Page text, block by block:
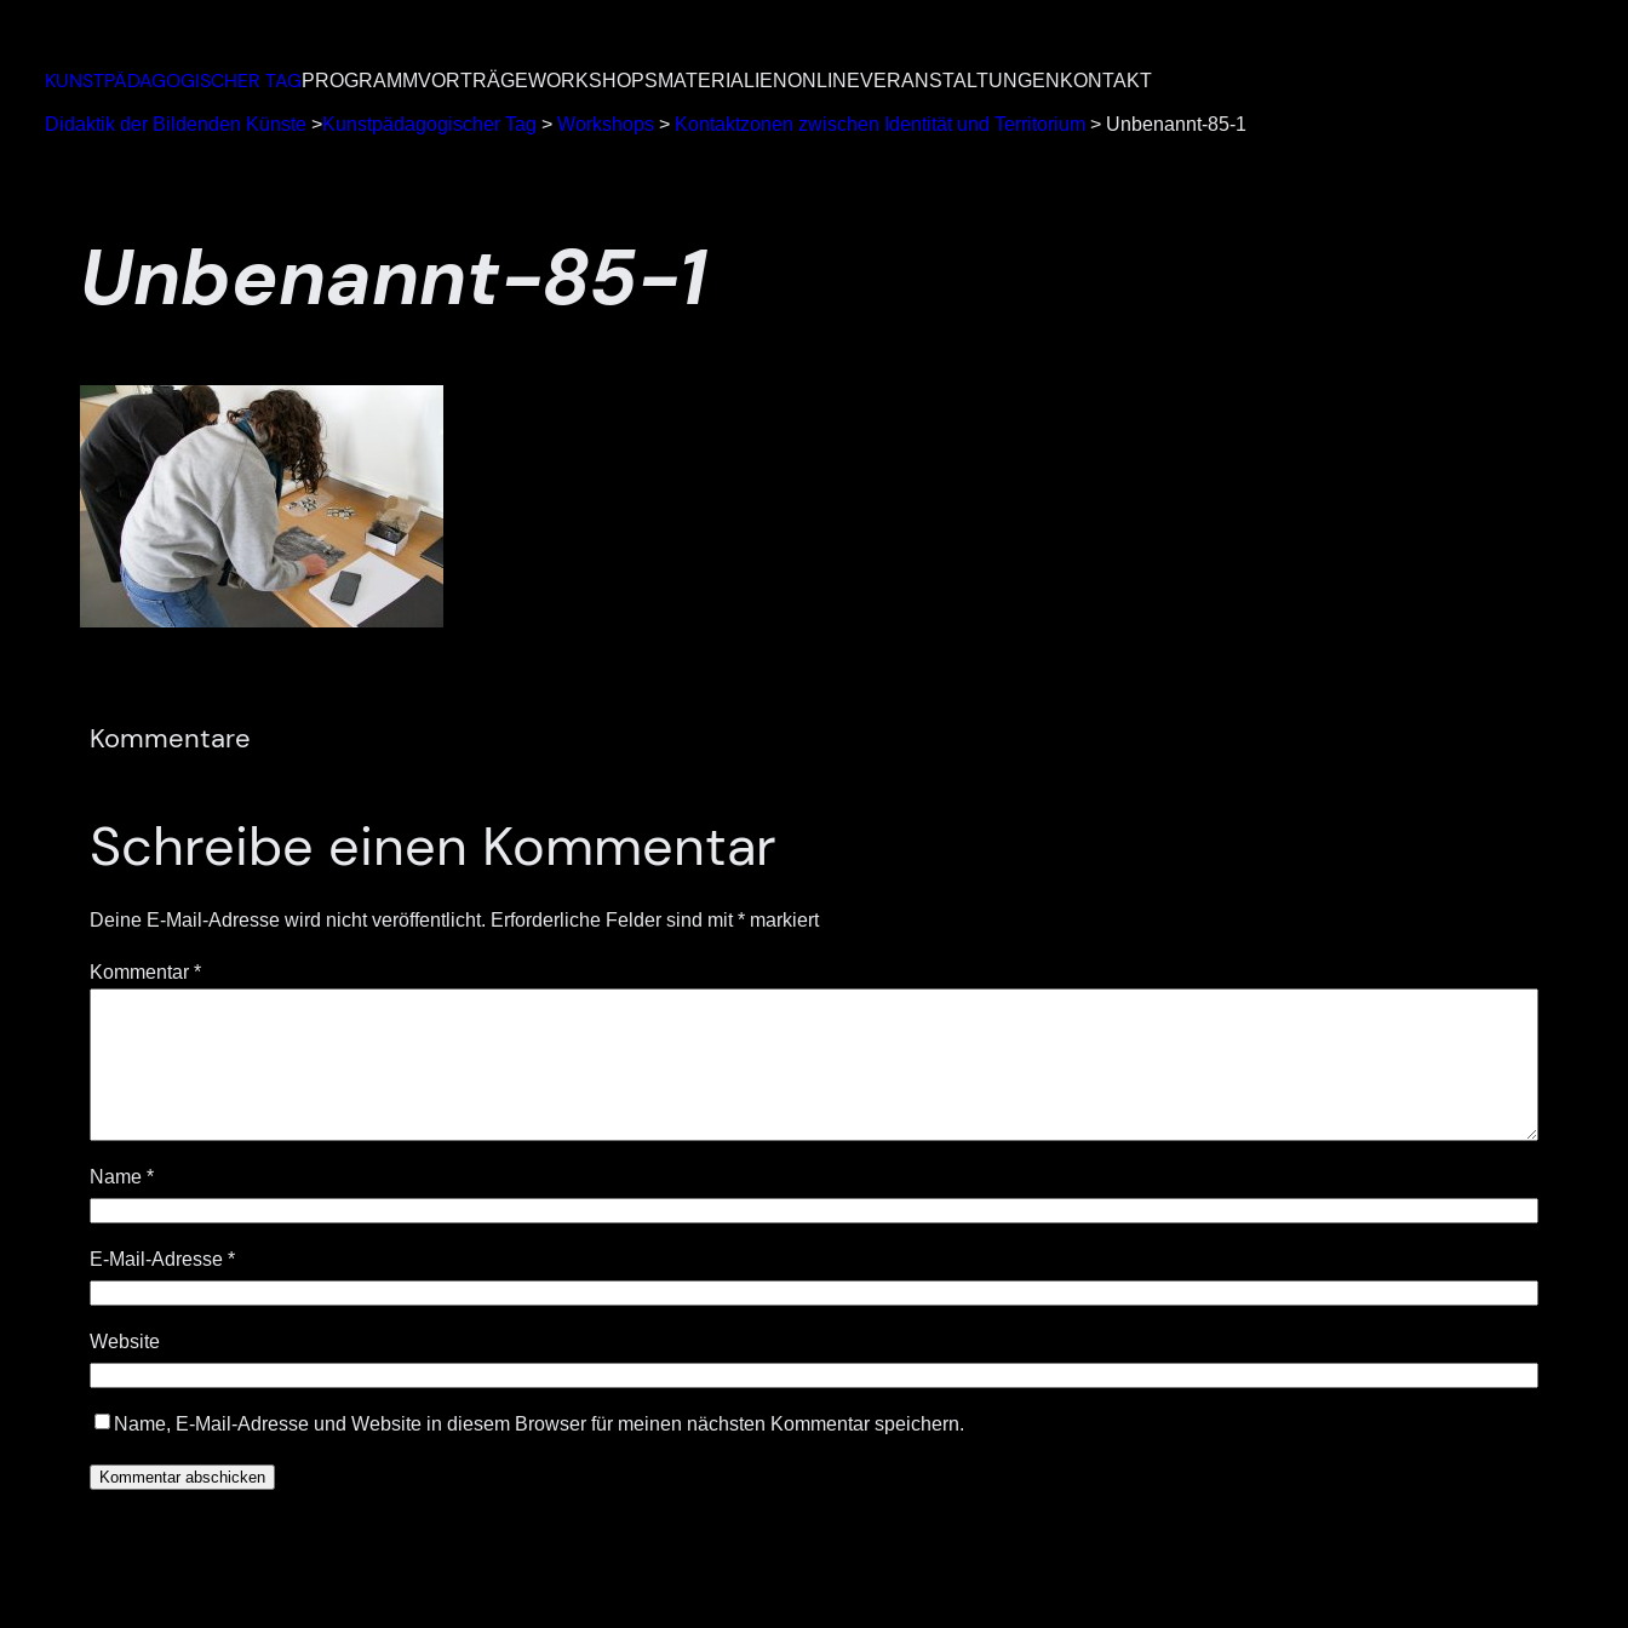
springen
KUNSTPÄDAGOGISCHER TAGPROGRAMMVORTRÄGEWORKSHOPSMATERIALIENONLINEVERANSTALTUNGEN KONTAKT
Didaktik der Bildenden Künste >Kunstpädagogischer Tag > Workshops > Kontaktzonen zwischen Identität und Territorium > Unbenannt-85-1
Unbenannt-85-1
Kommentare
Schreibe einen Kommentar
Deine E-Mail-Adresse wird nicht veröffentlicht. Erforderliche Felder sind mit* markiert
Kommentar *
Name *
E-Mail-Adresse *
Website
Name, E-Mail-Adresse und Website in diesem Browser für meinen nächsten Kommentar speichern.